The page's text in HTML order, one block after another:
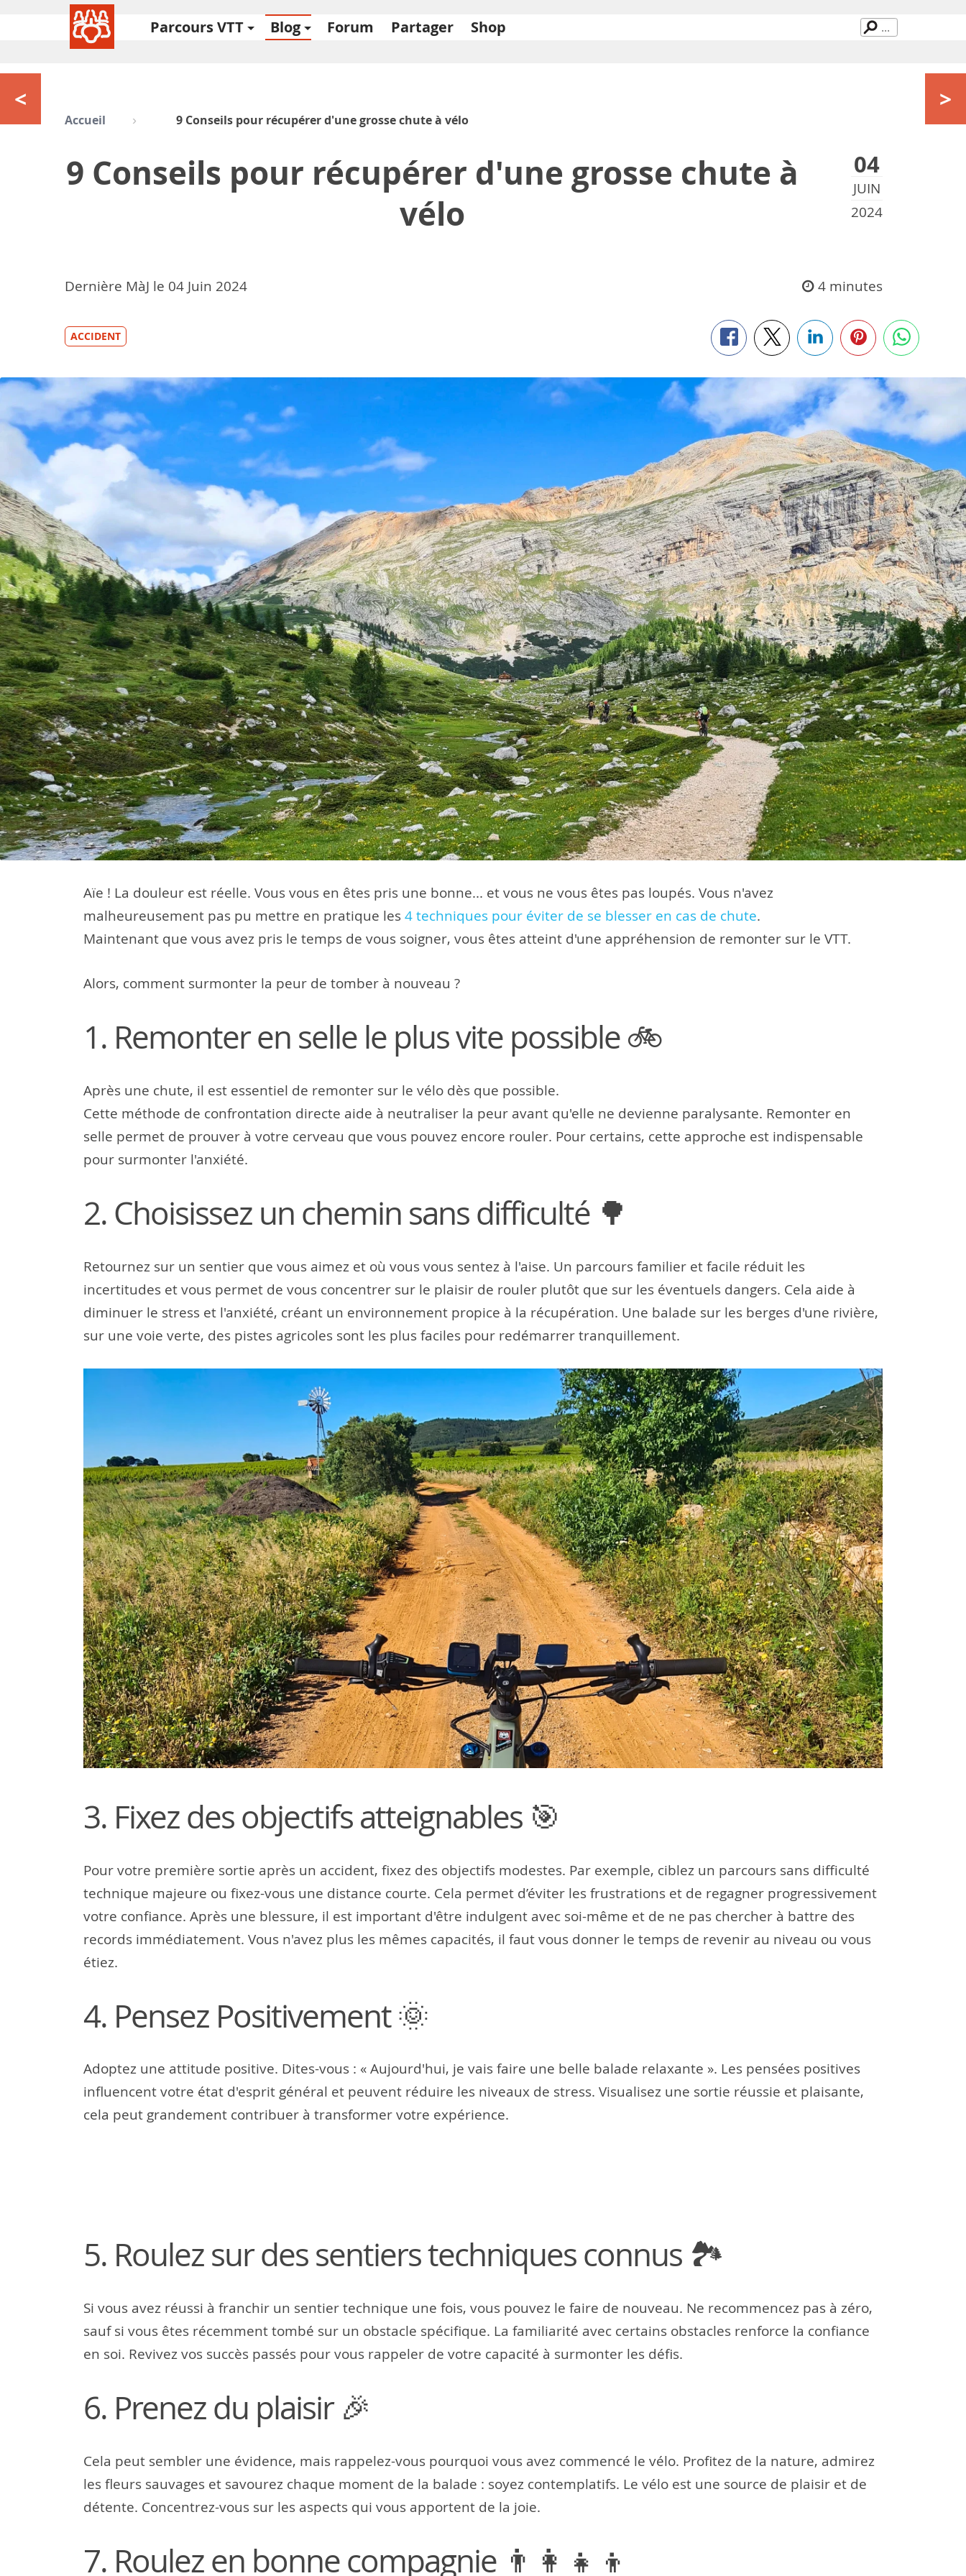
Parcours VTT Blog Forum Partager Shop
Accueil 9 Conseils pour récupérer d'une grosse chute à vélo
04
JUIN
2024
9 Conseils pour récupérer d'une grosse chute à
vélo
4 minutes
Dernière MàJ le 04 Juin 2024
ACCIDENT
Aïe ! La douleur est réelle. Vous vous en êtes pris une bonne... et vous ne vous êtes pas loupés. Vous n'avez
malheureusement pas pu mettre en pratique les4 techniques pour éviter de se blesser en cas de chute.
Maintenant que vous avez pris le temps de vous soigner, vous êtes atteint d'une appréhension de remonter sur le VTT.
Alors, comment surmonter la peur de tomber à nouveau ?
1. Remonter en selle le plus vite possible 🚲
Après une chute, il est essentiel de remonter sur le vélo dès que possible.
Cette méthode de confrontation directe aide à neutraliser la peur avant qu'elle ne devienne paralysante. Remonter en
selle permet de prouver à votre cerveau que vous pouvez encore rouler. Pour certains, cette approche est indispensable
pour surmonter l'anxiété.
2. Choisissez un chemin sans difficulté 🌳
Retournez sur un sentier que vous aimez et où vous vous sentez à l'aise. Un parcours familier et facile réduit les
incertitudes et vous permet de vous concentrer sur le plaisir de rouler plutôt que sur les éventuels dangers. Cela aide à
diminuer le stress et l'anxiété, créant un environnement propice à la récupération. Une balade sur les berges d'une rivière,
sur une voie verte, des pistes agricoles sont les plus faciles pour redémarrer tranquillement.
3. Fixez des objectifs atteignables 🎯
Pour votre première sortie après un accident, fixez des objectifs modestes. Par exemple, ciblez un parcours sans difficulté
technique majeure ou fixez-vous une distance courte. Cela permet d’éviter les frustrations et de regagner progressivement
votre confiance. Après une blessure, il est important d'être indulgent avec soi-même et de ne pas chercher à battre des
records immédiatement. Vous n'avez plus les mêmes capacités, il faut vous donner le temps de revenir au niveau ou vous
étiez.
4. Pensez Positivement 🌞
Adoptez une attitude positive. Dites-vous : « Aujourd'hui, je vais faire une belle balade relaxante ». Les pensées positives
influencent votre état d'esprit général et peuvent réduire les niveaux de stress. Visualisez une sortie réussie et plaisante,
cela peut grandement contribuer à transformer votre expérience.
5. Roulez sur des sentiers techniques connus 🏞️
Si vous avez réussi à franchir un sentier technique une fois, vous pouvez le faire de nouveau. Ne recommencez pas à zéro,
sauf si vous êtes récemment tombé sur un obstacle spécifique. La familiarité avec certains obstacles renforce la confiance
en soi. Revivez vos succès passés pour vous rappeler de votre capacité à surmonter les défis.
6. Prenez du plaisir 🎉
Cela peut sembler une évidence, mais rappelez-vous pourquoi vous avez commencé le vélo. Profitez de la nature, admirez
les fleurs sauvages et savourez chaque moment de la balade : soyez contemplatifs. Le vélo est une source de plaisir et de
détente. Concentrez-vous sur les aspects qui vous apportent de la joie.
7. Roulez en bonne compagnie 👨‍👩‍👧‍👦
>
<